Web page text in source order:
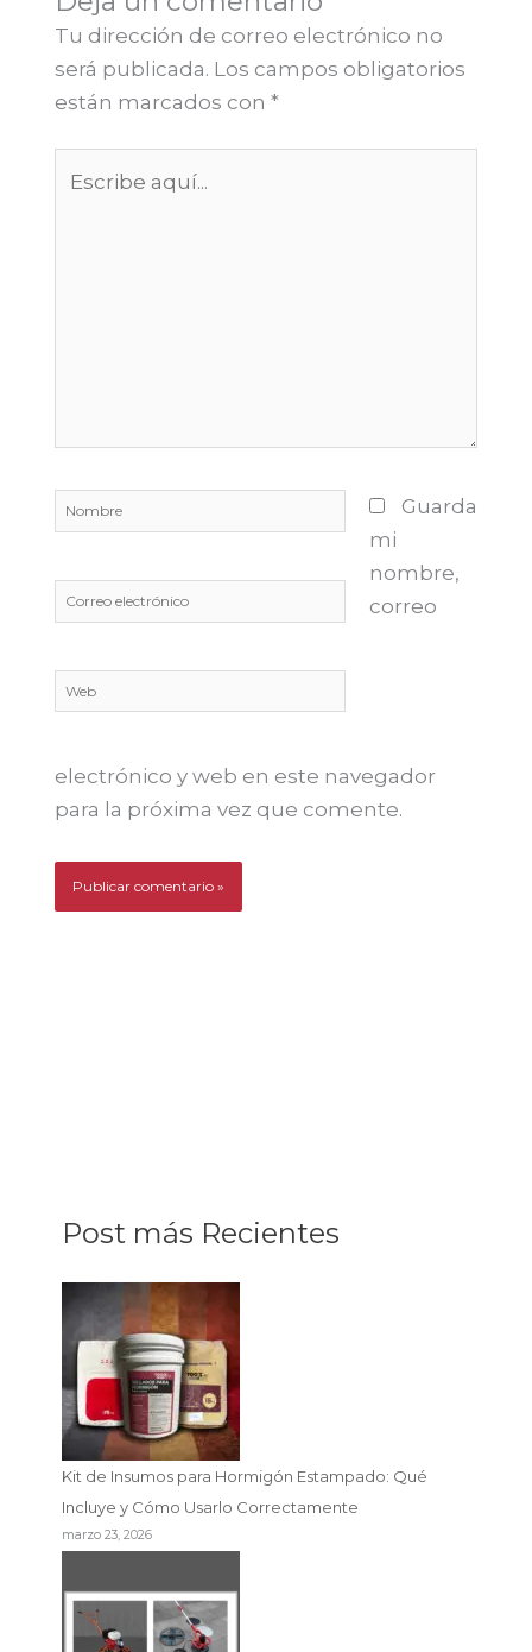
Tu dirección de correo electrónico no
será publicada. Los campos obligatorios
están marcados con *
Nombre
Correo
electrónico
Web
Guarda
mi
nombre,
correo
electrónico y web en este navegador
para la próxima vez que comente.
Post más Recientes
Kit de Insumos para Hormigón Estampado: Qué
Incluye y Cómo Usarlo Correctamente
marzo 23, 2026